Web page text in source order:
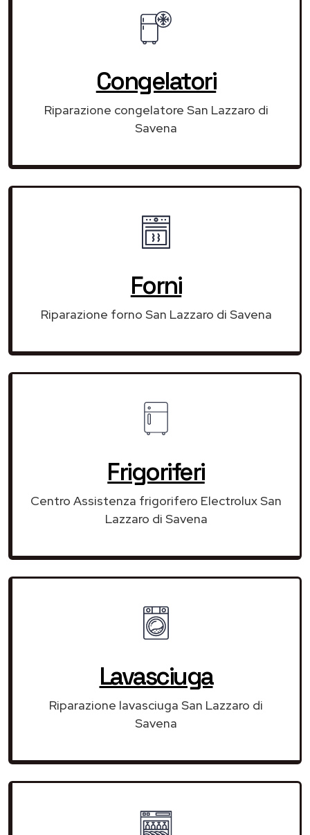
Congelatori
Riparazione congelatore San Lazzaro di
Savena
Forni
Riparazione forno San Lazzaro di Savena
Frigoriferi
Centro Assistenza frigorifero Electrolux San
Lazzaro di Savena
Lavasciuga
Riparazione lavasciuga San Lazzaro di
Savena